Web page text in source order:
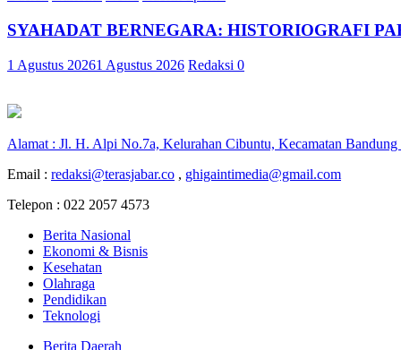
SYAHADAT BERNEGARA: HISTORIOGRAFI
1 Agustus 20261 Agustus 2026 Redaksi 0
Alamat : Jl. H. Alpi No.7a, Kelurahan Cibuntu, Kecamatan
Email : redaksi@terasjabar.co , ghigaintimedia@gmail.com
Telepon : 022 2057 4573
Berita Nasional
Ekonomi & Bisnis
Kesehatan
Olahraga
Pendidikan
Teknologi
Berita Daerah